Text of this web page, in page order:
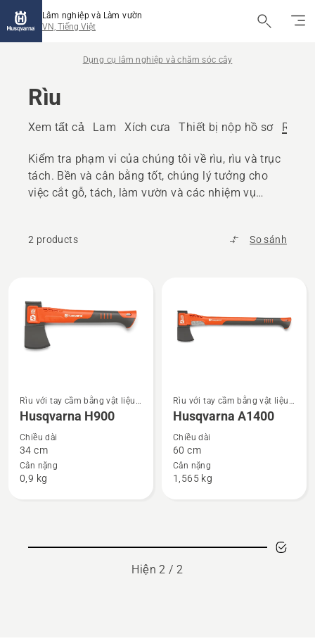
Lâm nghiệp và Làm vườn
VN, Tiếng Việt
Dụng cụ lâm nghiệp và chăm sóc cây
Rìu
Xem tất cả Lam Xích cưa Thiết bị nộp hồ sơ Rìu
Kiểm tra phạm vi của chúng tôi về rìu, rìu và trục
tách. Bền và cân bằng tốt, chúng lý tưởng cho
việc cắt gỗ, tách, làm vườn và các nhiệm vụ
2 products So sánh
products
Xem
thêm
tiết
về
Husqvarna
Rìu với tay cầm bằng vật liệu
tổng hợp
Husqvarna H900
Chiều dài
34 cm
Cân nặng
0,9 kg
Xem
thêm
tiết
về
Husqvarna
Rìu với tay cầm bằng vật liệu
tổng hợp
Husqvarna A1400
Chiều dài
60 cm
Cân nặng
1,565 kg
Hiện 2 / 2